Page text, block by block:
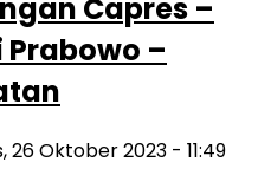
Capres –
Prabowo –
26 Oktober 2023 - 11:49